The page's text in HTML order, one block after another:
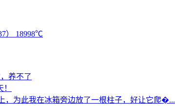
） 18998℃
养不了
，为此我在冰箱旁边放了一根柱子，好让它爬�...